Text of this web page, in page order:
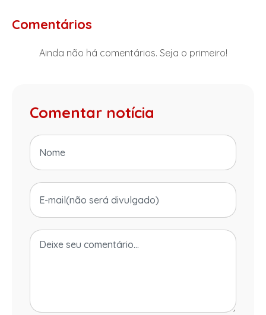
Comentários
Ainda não há comentários. Seja o primeiro!
Comentar notícia